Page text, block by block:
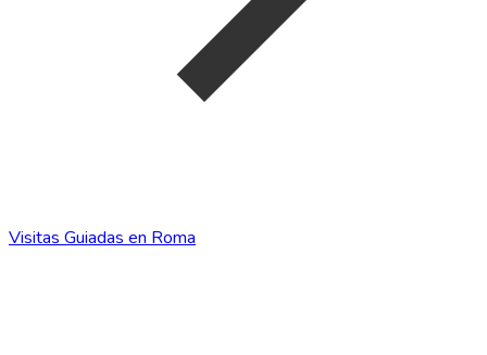
Visitas Guiadas en Roma